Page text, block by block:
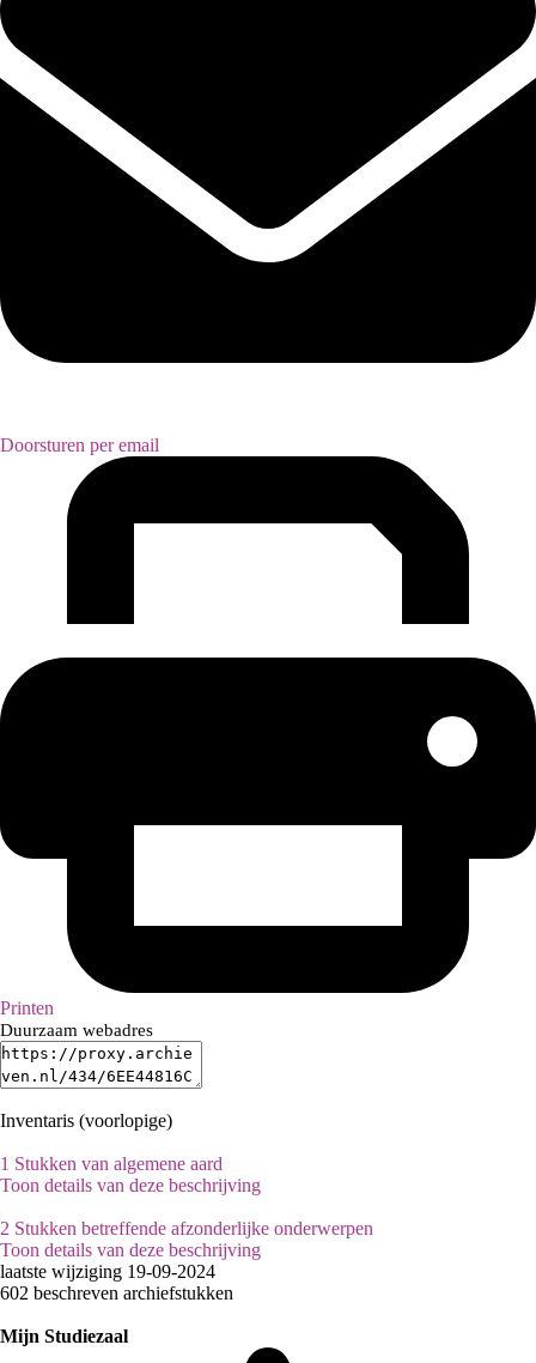
Doorsturen per email
Printen
Duurzaam webadres
Inventaris (voorlopige)
1 Stukken van algemene aard
Toon details van deze beschrijving
2 Stukken betreffende afzonderlijke onderwerpen
Toon details van deze beschrijving
laatste wijziging 19-09-2024
602 beschreven archiefstukken
Mijn Studiezaal